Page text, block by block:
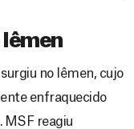
Iêmen
no Iêmen, cujo
enfraquecido
MSF reagiu